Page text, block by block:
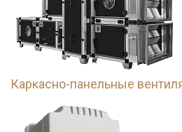
Каркасно-панельные